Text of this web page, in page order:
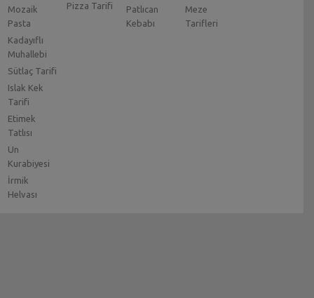
Mozaik
Pasta
Kadayıflı
Muhallebi
Sütlaç Tarifi
Islak Kek
Tarifi
Etimek
Tatlısı
Un
Kurabiyesi
İrmik
Helvası
Pizza Tarifi
Patlıcan
Kebabı
Meze
Tarifleri